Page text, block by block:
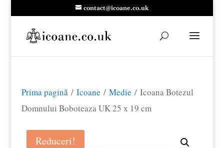
contact@icoane.co.uk
Prima pagină/ Icoane / Medie / Icoana Botezul
Domnului Boboteaza UK 25 x 19 cm
Reduceri!